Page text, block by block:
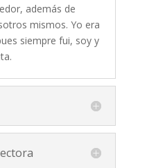
además de
mismos. Yo era
siempre fui, soy y